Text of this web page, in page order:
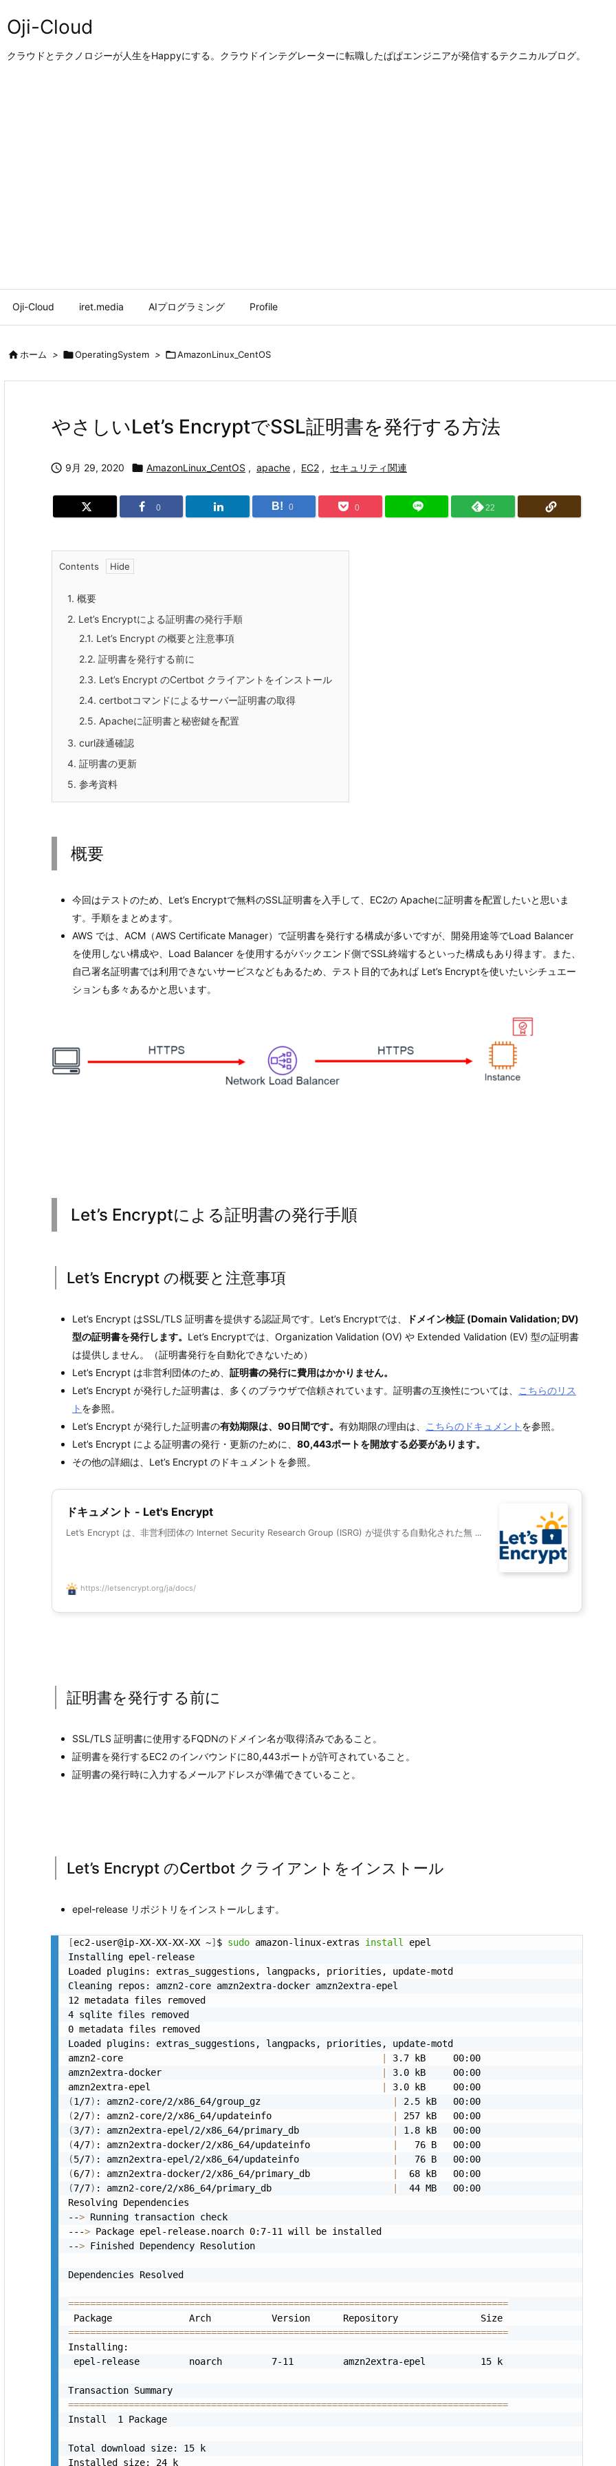
Oji-Cloud
クラウドとテクノロジーが人生をHappyにする。クラウドインテグレーターに転職したぱぱエンジニアが発信するテクニカルブログ。
Oji-Cloud iret.media AIプログラミング Profile
ホーム > OperatingSystem > AmazonLinux_CentOS
やさしいLet’s EncryptでSSL証明書を発行する方法
 9月 29, 2020  AmazonLinux_CentOS , apache , EC2 , セキュリティ関連
0 B! 0 0 22
Contents
1. 概要
2. Let’s Encryptによる証明書の発行手順
2.1. Let’s Encrypt の概要と注意事項
2.2. 証明書を発行する前に
2.3. Let’s Encrypt のCertbot クライアントをインストール
2.4. certbotコマンドによるサーバー証明書の取得
2.5. Apacheに証明書と秘密鍵を配置
3. curl疎通確認
4. 証明書の更新
5. 参考資料
概要
今回はテストのため、Let’s Encryptで無料のSSL証明書を入手して、EC2の Apacheに証明書を配置したいと思いま
す。手順をまとめます。
AWS では、ACM（AWS Certificate Manager）で証明書を発行する構成が多いですが、開発用途等でLoad Balancer
を使用しない構成や、Load Balancer を使用するがバックエンド側でSSL終端するといった構成もあり得ます。また、
自己署名証明書では利用できないサービスなどもあるため、テスト目的であれば Let’s Encryptを使いたいシチュエー
ションも多々あるかと思います。
Let’s Encryptによる証明書の発行手順
Let’s Encrypt の概要と注意事項
Let’s Encrypt はSSL/TLS 証明書を提供する認証局です。Let’s Encryptでは、
ドメイン検証 (Domain Validation; DV)
型の証明書を発行します。 Let’s Encryptでは、Organization Validation (OV) や Extended Validation (EV) 型の証明書
は提供しません。（証明書発行を自動化できないため）
Let’s Encrypt は非営利団体のため、 証明書の発行に費用はかかりません。
Let’s Encrypt が発行した証明書は、多くのブラウザで信頼されています。証明書の互換性については、
こちらのリス
ト を参照。
Let’s Encrypt が発行した証明書の有効期限は、90日間です。 有効期限の理由は、 こちらのドキュメント を参照。
Let’s Encrypt による証明書の発行・更新のために、 80,443ポートを開放する必要があります。
その他の詳細は、Let’s Encrypt のドキュメントを参照。
ドキュメント - Let's Encrypt
Let’s Encrypt は、非営利団体の Internet Security Research Group (ISRG) が提供する自動化された無 ...
https://letsencrypt.org/ja/docs/
証明書を発行する前に
SSL/TLS 証明書に使用するFQDNのドメイン名が取得済みであること。
証明書を発行するEC2 のインバウンドに80,443ポートが許可されていること。
証明書の発行時に入力するメールアドレスが準備できていること。
Let’s Encrypt のCertbot クライアントをインストール
epel-release リポジトリをインストールします。
[ec2-user@ip-XX-XX-XX-XX ~] $ sudo amazon-linux-extras install
epel
Installing epel-release
Loaded plugins: extras_suggestions, langpacks, priorities, update-motd
Cleaning repos: amzn2-core amzn2extra-docker amzn2extra-epel
12 metadata files removed
4 sqlite files removed
0 metadata files removed
Loaded plugins: extras_suggestions, langpacks, priorities, update-motd
amzn2-core
3.7 kB     00:00
amzn2extra-docker
3.0 kB     00:00
amzn2extra-epel
(1/7) : amzn2-core/2/x86_64/group_gz
(2/7) : amzn2-core/2/x86_64/updateinfo
(3/7) : amzn2extra-epel/2/x86_64/primary_db
(4/7) : amzn2extra-docker/2/x86_64/updateinfo
(5/7) : amzn2extra-epel/2/x86_64/updateinfo
(6/7) : amzn2extra-docker/2/x86_64/primary_db
(7/7) : amzn2-core/2/x86_64/primary_db
  44 MB   00:00
Resolving Dependencies
--> Running transaction check
---> Package epel-release.noarch 0:7-11 will be installed
--> Finished Dependency Resolution
Dependencies Resolved
================================================================================
================================================================================
Installing:
epel-release         noarch         7-11         amzn2extra-epel          15 k
================================================================================
Install  1 Package
Total download size: 15 k
Installed size: 24 k